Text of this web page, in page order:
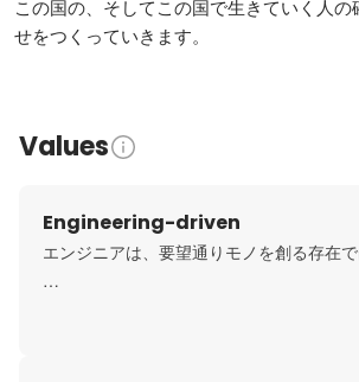
この国の、そしてこの国で生きていく人
せをつくっていきます。
Values
Engineering-driven
エンジニアは、要望通りモノを創る存在で